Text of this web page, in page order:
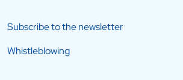
Subscribe to the newsletter
Whistleblowing